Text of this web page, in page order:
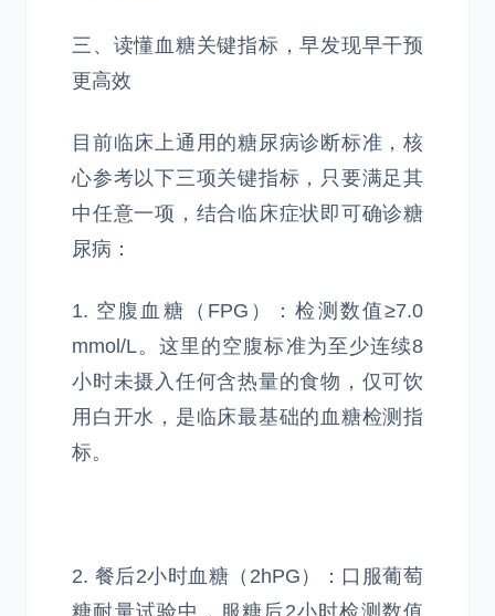
三、读懂血糖关键指标，早发现早干预
更高效
目前临床上通用的糖尿病诊断标准，核
心参考以下三项关键指标，只要满足其
中任意一项，结合临床症状即可确诊糖
尿病：
1. 空腹血糖（FPG）：检测数值≥7.0
mmol/L。这里的空腹标准为至少连续8
小时未摄入任何含热量的食物，仅可饮
用白开水，是临床最基础的血糖检测指
标。
2. 餐后2小时血糖（2hPG）：口服葡萄
糖耐量试验中，服糖后2小时检测数值